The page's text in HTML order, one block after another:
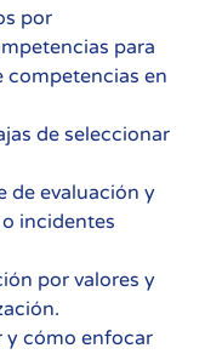
por
para
competencias en
de seleccionar
de evaluación y
incidentes
por valores y
y cómo enfocar